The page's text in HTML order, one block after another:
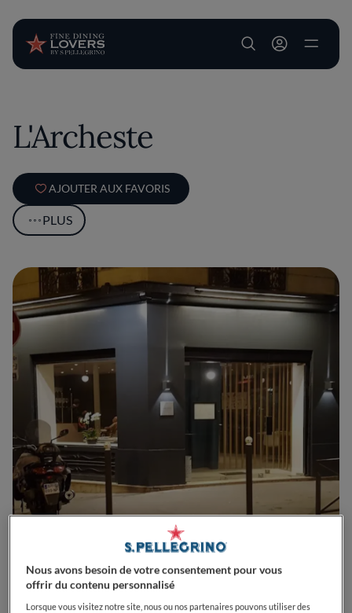
User account
L'Archeste
AJOUTER AUX FAVORIS
PLUS
Nous avons besoin de votre consentement pour vous
offrir du contenu personnalisé
Lorsque vous visitez notre site, nous ou nos partenaires pouvons utiliser des